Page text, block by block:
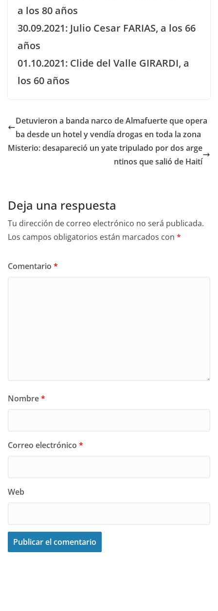
a los 80 años
30.09.2021: Julio Cesar FARIAS, a los 66
años
01.10.2021: Clide del Valle GIRARDI, a
los 60 años
Detuvieron a banda narco de Almafuerte que opera
ba desde un hotel y vendía drogas en toda la zona
Misterio: desapareció un yate tripulado por dos arge
ntinos que salió de Haití
Deja una respuesta
Tu dirección de correo electrónico no será publicada.
Los campos obligatorios están marcados con *
Comentario *
Nombre*
Correo electrónico *
Web